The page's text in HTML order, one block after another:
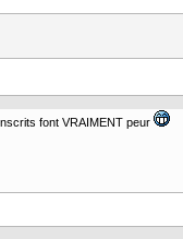
font VRAIMENT peur